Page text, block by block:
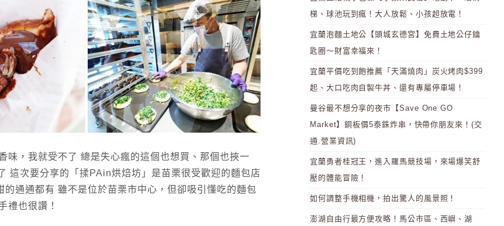
味，我就受不了 總是失心瘋的這個也想買、那個也挾一
這次要分享的「揉PAin烘焙坊」是苗栗很受歡迎的麵包店
通通都有 雖不是位於苗栗市中心，但卻吸引懂吃的麵包
禮也很讚！
梯、球池玩到瘋！大人放鬆、小孩超放電！
宜蘭泡麵土地公【頭城玄德宮】免費土地公仔鑰
匙圈～財富幸福來！
宜蘭平價吃到飽推薦「天滿燒肉」炭火烤肉$399
起、大口吃肉自製牛丼、還有專屬停車場！
曼谷最不想分享的夜市【Save One GO
Market】銅板價5泰銖炸串，快帶你朋友來！(交
通.營業資訊)
宜蘭勇者桂冠王，進入羅馬競技場，來場爆笑舒
壓的體能冒險！
如何調整手機相機，拍出驚人的風景照！
澎湖自由行最方便攻略！馬公市區、西嶼、湖